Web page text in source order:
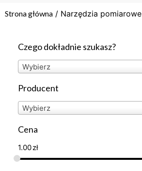
Strona główna / Narzędzia pomiarowe
Czego dokładnie szukasz?
Wybierz
Producent
Wybierz
Cena
1.00zł